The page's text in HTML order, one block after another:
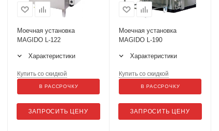
Моечная установка
MAGIDO L-122
Характеристики
ЗАПРОСИТЬ ЦЕНУ
Купить со скидкой
В РАССРОЧКУ
Моечная установка
MAGIDO L-190
Характеристики
ЗАПРОСИТЬ ЦЕНУ
Купить со скидкой
В РАССРОЧКУ